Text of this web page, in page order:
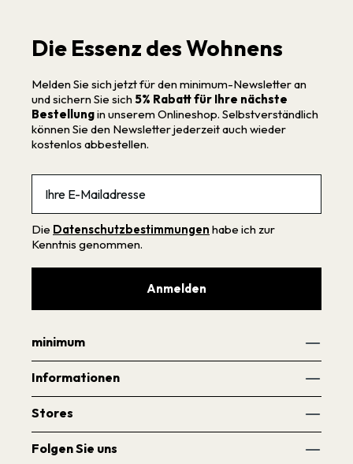
Die Essenz des Wohnens
Melden Sie sich jetzt für den minimum-Newsletter an
und sichern Sie sich 5% Rabatt für Ihre nächste
Bestellungin unserem Onlineshop. Selbstverständlich
können Sie den Newsletter jederzeit auch wieder
kostenlos abbestellen.
Die Datenschutzbestimmungen habe ich zur
Kenntnis genommen.
Anmelden
minimum
Informationen
Stores
Folgen Sie uns